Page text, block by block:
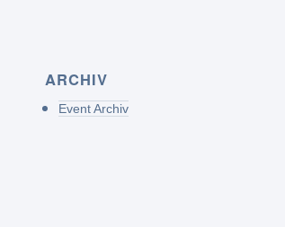
ARCHIV
Event Archiv